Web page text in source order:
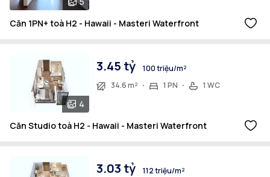
Căn 1PN+ toà H2 - Hawaii - Masteri Waterfront
4
3.45 tỷ
100 triệu/m²
34.6 m²
1 PN 1 WC
Căn Studio toà H2 - Hawaii - Masteri Waterfront
3.03 tỷ
112 triệu/m²